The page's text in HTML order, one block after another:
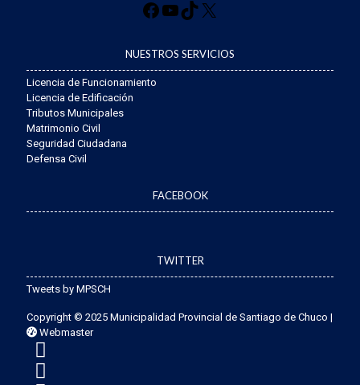
NUESTROS SERVICIOS
Licencia de Funcionamiento
Licencia de Edificación
Tributos Municipales
Matrimonio Civil
Seguridad Ciudadana
Defensa Civil
FACEBOOK
TWITTER
Tweets by MPSCH
Copyright © 2025 Municipalidad Provincial de Santiago de Chuco |
Webmaster